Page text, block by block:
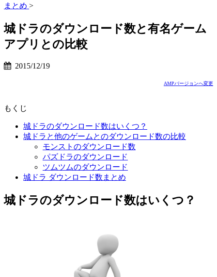
まとめ >
城ドラのダウンロード数と有名ゲーム
アプリとの比較
2015/12/19
AMPバージョンへ変更
もくじ
城ドラのダウンロード数はいくつ？
城ドラと他のゲームとのダウンロード数の比較
モンストのダウンロード数
パズドラのダウンロード
ツムツムのダウンロード
城ドラ ダウンロード数まとめ
城ドラのダウンロード数はいくつ？